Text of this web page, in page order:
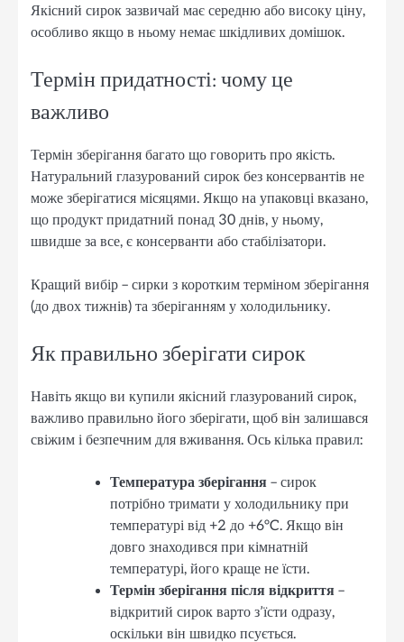
Якісний сирок зазвичай має середню або високу ціну,
особливо якщо в ньому немає шкідливих домішок.
Термін придатності: чому це
важливо
Термін зберігання багато що говорить про якість.
Натуральний глазурований сирок без консервантів не
може зберігатися місяцями. Якщо на упаковці вказано,
що продукт придатний понад 30 днів, у ньому,
швидше за все, є консерванти або стабілізатори.
Кращий вибір – сирки з коротким терміном зберігання
(до двох тижнів) та зберіганням у холодильнику.
Як правильно зберігати сирок
Навіть якщо ви купили якісний глазурований сирок,
важливо правильно його зберігати, щоб він залишався
свіжим і безпечним для вживання. Ось кілька правил:
Температура зберігання – сирок
потрібно тримати у холодильнику при
температурі від +2 до +6°C. Якщо він
довго знаходився при кімнатній
температурі, його краще не їсти.
Термін зберігання після відкриття –
відкритий сирок варто з’їсти одразу,
оскільки він швидко псується.